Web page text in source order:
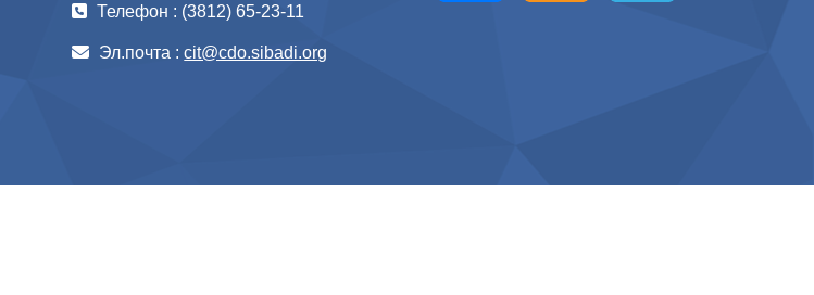
Телефон : (3812) 65-23-11
Эл.почта :cit@cdo.sibadi.org